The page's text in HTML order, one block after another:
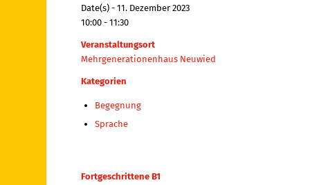
Date(s) - 11. Dezember 2023
10:00 - 11:30
Veranstaltungsort
Mehrgenerationenhaus Neuwied
Kategorien
Begegnung
Sprache
Fortgeschrittene B1